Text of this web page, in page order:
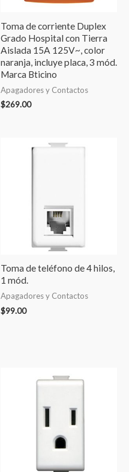
Toma de corriente Duplex
Grado Hospital con Tierra
Aislada 15A 125V~, color
naranja, incluye placa, 3 mód.
Marca Bticino
Apagadores y Contactos
$269.00
Toma de teléfono de 4 hilos,
1 mód.
Apagadores y Contactos
$99.00